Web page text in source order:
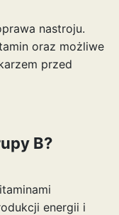
nastroju.
oraz możliwe
przed
B?
energii i